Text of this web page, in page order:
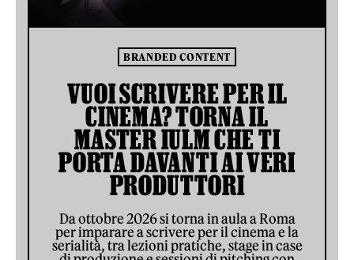
BRANDED CONTENT
VUOI SCRIVERE PER IL
CINEMA? TORNA IL
MASTER IULM CHE TI
PORTA DAVANTI AI VERI
PRODUTTORI
Da ottobre 2026 si torna in aula a Roma
per imparare a scrivere per il cinema e la
serialità, tra lezioni pratiche, stage in case